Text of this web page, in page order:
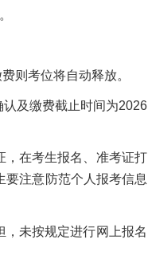
则考位将自动释放。
及缴费截止时间为2026
在考生报名、准考证打
要注意防范个人报考信息
未按规定进行网上报名